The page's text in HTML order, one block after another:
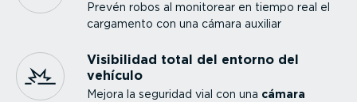
Prevén robos al monitorear en tiempo real el
cargamento con una cámara auxiliar
Visibilidad total del entorno del
vehículo
Mejora la seguridad vial con una cámara